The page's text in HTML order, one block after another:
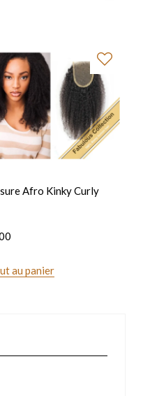
Afro Kinky Curly
au panier